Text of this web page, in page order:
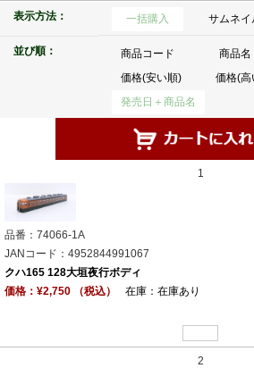
表示方法： 一括購入 サムネイ
並び順： 商品コード 商品名
価格(安い順)
価格(高
発売日＋商品名
1
品番：74066-1A
JANコード：4952844991067
クハ165 128大垣夜行ボディ
価格：¥2,750 （税込）
在庫：在庫あり
2